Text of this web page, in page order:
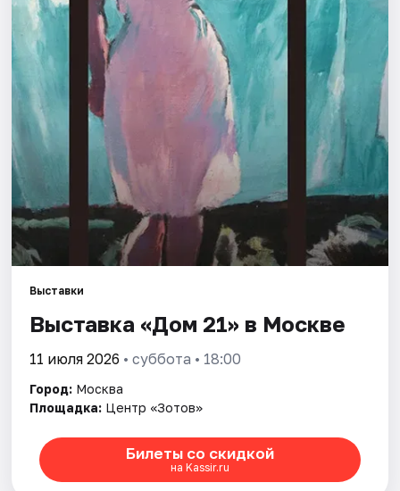
Площадки
Артисты
Рейтинги
Выставки
Выставка «Дом 21» в Москве
11 июля 2026 • суббота • 18:00
Город: Москва
Площадка: Центр «Зотов»
Билеты со скидкой
на Kassir.ru